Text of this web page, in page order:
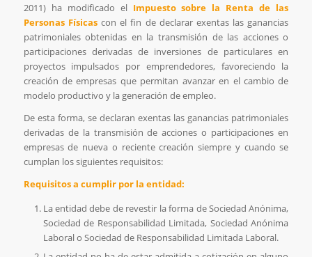
2011) ha modificado el Impuesto sobre la Renta de las
Personas Físicascon el fin de declarar exentas las ganancias
patrimoniales obtenidas en la transmisión de las acciones o
participaciones derivadas de inversiones de particulares en
proyectos impulsados por emprendedores, favoreciendo la
creación de empresas que permitan avanzar en el cambio de
modelo productivo y la generación de empleo.
De esta forma, se declaran exentas las ganancias patrimoniales
derivadas de la transmisión de acciones o participaciones en
empresas de nueva o reciente creación siempre y cuando se
cumplan los siguientes requisitos:
Requisitos a cumplir por la entidad:
La entidad debe de revestir la forma de Sociedad Anónima,
Sociedad de Responsabilidad Limitada, Sociedad Anónima
Laboral o Sociedad de Responsabilidad Limitada Laboral.